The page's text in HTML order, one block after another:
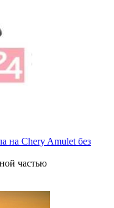
на Chery Amulet без
частью